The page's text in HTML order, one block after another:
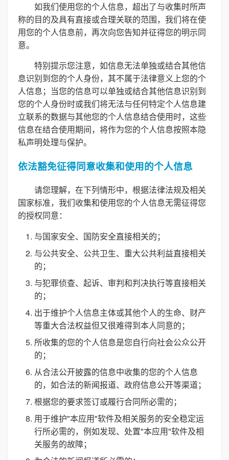
如我们使用您的个人信息，超出了与收集时所声
称的目的及具有直接或合理关联的范围，我们将在使
用您的个人信息前，再次向您告知并征得您的明示同
意。
特别提示您注意，如信息无法单独或结合其他信
息识别到您的个人身份，其不属于法律意义上您的个
人信息；当您的信息可以单独或结合其他信息识别到
您的个人身份时或我们将无法与任何特定个人信息建
立联系的数据与其他您的个人信息结合使用时，这些
信息在结合使用期间，将作为您的个人信息按照本隐
私声明处理与保护。
依法豁免征得同意收集和使用的个人信息
请您理解，在下列情形中，根据法律法规及相关
国家标准，我们收集和使用您的个人信息无需征得您
的授权同意：
与国家安全、国防安全直接相关的；
与公共安全、公共卫生、重大公共利益直接相关
的；
与犯罪侦查、起诉、审判和判决执行等直接相关
的；
出于维护个人信息主体或其他个人的生命、财产
等重大合法权益但又很难得到本人同意的；
所收集的您的个人信息是您自行向社会公众公开
的；
从合法公开披露的信息中收集的您的个人信息
的，如合法的新闻报道、政府信息公开等渠道；
根据您的要求签订或履行合同所必需的；
用于维护"本应用"软件及相关服务的安全稳定运
行所必需的，例如发现、处置"本应用"软件及相
关服务的故障；